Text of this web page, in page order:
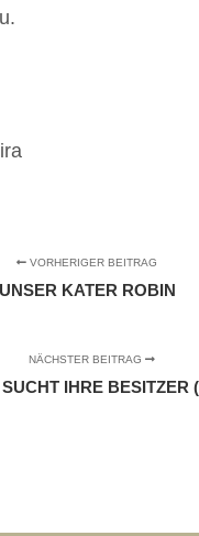
VORHERIGER BEITRAG
UNSER KATER ROBIN
NÄCHSTER BEITRAG
IHRE BESITZER